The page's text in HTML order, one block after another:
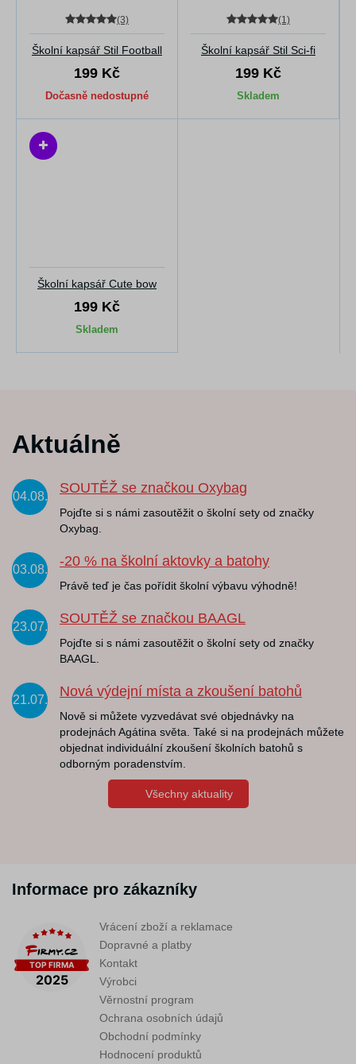
(3)
Školní kapsář Stil Football
199 Kč
Dočasně nedostupné
(1)
Školní kapsář Stil Sci-fi
199 Kč
Skladem
Školní kapsář Cute bow
199 Kč
Skladem
Aktuálně
04.08.
SOUTĚŽ se značkou Oxybag
Pojďte si s námi zasoutěžit o školní sety od značky
Oxybag.
03.08.
-20 % na školní aktovky a batohy
Právě teď je čas pořídit školní výbavu výhodně!
23.07.
SOUTĚŽ se značkou BAAGL
Pojďte si s námi zasoutěžit o školní sety od značky
BAAGL.
21.07.
Nová výdejní místa a zkoušení batohů
Nově si můžete vyzvedávat své objednávky na
prodejnách Agátina světa. Také si na prodejnách můžete
objednat individuální zkoušení školních batohů s
odborným poradenstvím.
Všechny aktuality
Informace pro zákazníky
Vrácení zboží a reklamace
Dopravné a platby
Kontakt
Výrobci
Věrnostní program
Ochrana osobních údajů
Obchodní podmínky
Hodnocení produktů